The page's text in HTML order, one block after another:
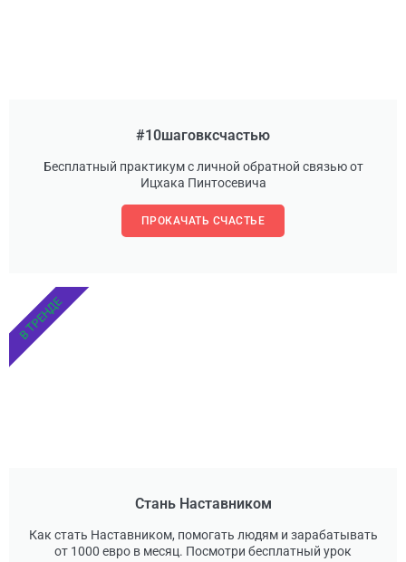
#10шаговксчастью
Бесплатный практикум с личной обратной связью от
Ицхака Пинтосевича
ПРОКАЧАТЬ СЧАСТЬЕ
Стань Наставником
Как стать Наставником, помогать людям и зарабатывать
от 1000 евро в месяц. Посмотри бесплатный урок
В ТРЕНДЕ